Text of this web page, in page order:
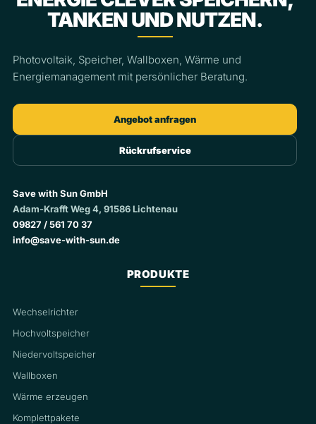
TANKEN UND NUTZEN.
Photovoltaik, Speicher, Wallboxen, Wärme und
Energiemanagement mit persönlicher Beratung.
Angebot anfragen
Rückrufservice
Save with Sun GmbH
Adam-Krafft Weg 4, 91586 Lichtenau
09827 / 561 70 37
info@save-with-sun.de
PRODUKTE
Wechselrichter
Hochvoltspeicher
Niedervoltspeicher
Wallboxen
Wärme erzeugen
Komplettpakete